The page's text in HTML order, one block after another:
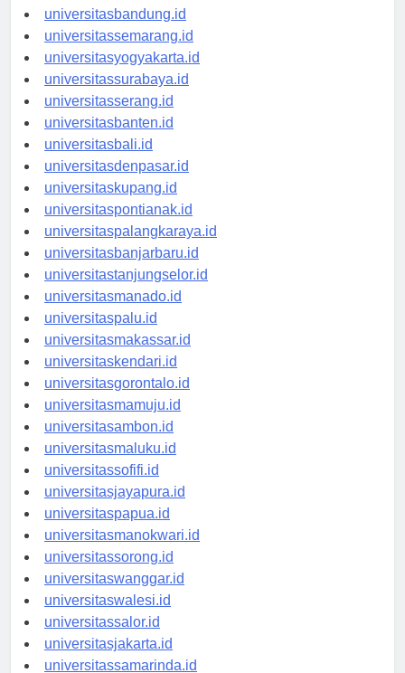
universitastanjungpinang.id
universitasbandung.id
universitassemarang.id
universitasyogyakarta.id
universitassurabaya.id
universitasserang.id
universitasbanten.id
universitasbali.id
universitasdenpasar.id
universitaskupang.id
universitaspontianak.id
universitaspalangkaraya.id
universitasbanjarbaru.id
universitastanjungselor.id
universitasmanado.id
universitaspalu.id
universitasmakassar.id
universitaskendari.id
universitasgorontalo.id
universitasmamuju.id
universitasambon.id
universitasmaluku.id
universitassofifi.id
universitasjayapura.id
universitaspapua.id
universitasmanokwari.id
universitassorong.id
universitaswanggar.id
universitaswalesi.id
universitassalor.id
universitasjakarta.id